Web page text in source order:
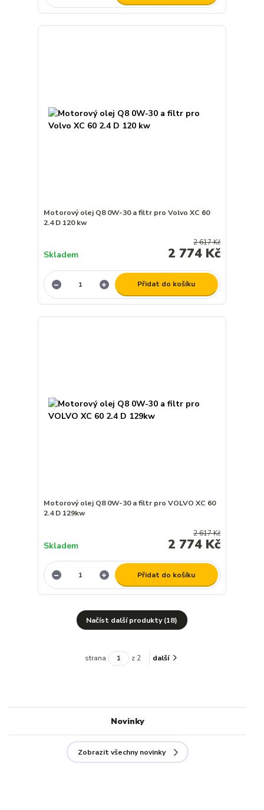
Motorový olej Q8 0W-30 a filtr pro Volvo XC 60
2.4 D 120 kw
2 617 Kč
2 774 Kč
Skladem
Přidat do košíku
Motorový olej Q8 0W-30 a filtr pro VOLVO XC 60
2.4 D 129kw
2 617 Kč
2 774 Kč
Skladem
Přidat do košíku
Načíst další produkty (18)
strana z 2 další
Novinky
Zobrazit všechny novinky